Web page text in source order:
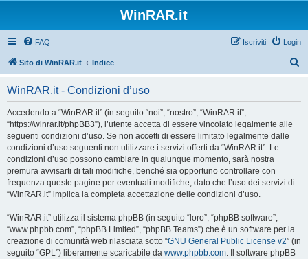
WinRAR.it
FAQ Login
Iscriviti
Sito di WinRAR.it Indice
WinRAR.it - Condizioni d’uso
Accedendo a “WinRAR.it” (in seguito “noi”, “nostro”, “WinRAR.it”,
“https://winrar.it/phpBB3”), l’utente accetta di essere vincolato legalmente alle
seguenti condizioni d’uso. Se non accetti di essere limitato legalmente dalle
condizioni d’uso seguenti non utilizzare i servizi offerti da “WinRAR.it”. Le
condizioni d’uso possono cambiare in qualunque momento, sarà nostra
premura avvisarti di tali modifiche, benché sia opportuno controllare con
frequenza queste pagine per eventuali modifiche, dato che l’uso dei servizi di
“WinRAR.it” implica la completa accettazione delle condizioni d’uso.
“WinRAR.it” utilizza il sistema phpBB (in seguito “loro”, “phpBB software”,
“www.phpbb.com”, “phpBB Limited”, “phpBB Teams”) che è un software per la
creazione di comunità web rilasciata sotto “GNU General Public License v2” (in
seguito “GPL”) liberamente scaricabile da www.phpbb.com. Il software phpBB